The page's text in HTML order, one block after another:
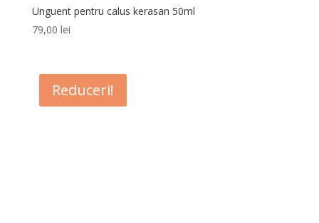
Unguent pentru calus kerasan 50ml
79,00 lei
Reduceri!